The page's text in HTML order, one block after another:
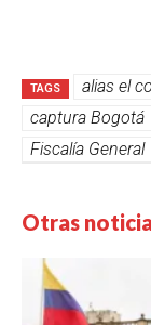
TAGS alias el
captura Bogotá
Fiscalía General
Otras